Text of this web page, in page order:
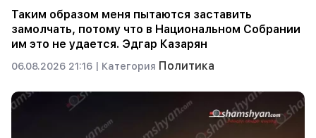
Таким образом меня пытаются заставить
замолчать, потому что в Национальном Собрании
им это не удается. Эдгар Казарян
06.08.2026 21:16 | Категория Политика